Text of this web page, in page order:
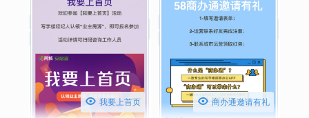
 我要上首页  商办通邀请有礼